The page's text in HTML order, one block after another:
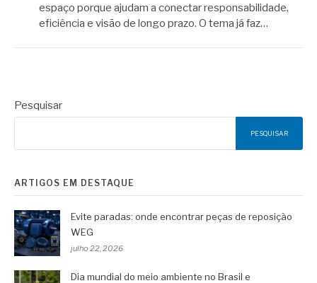
espaço porque ajudam a conectar responsabilidade,
eficiência e visão de longo prazo. O tema já faz…
Pesquisar
PESQUISAR
ARTIGOS EM DESTAQUE
Evite paradas: onde encontrar peças de reposição
WEG
julho 22, 2026
Dia mundial do meio ambiente no Brasil e